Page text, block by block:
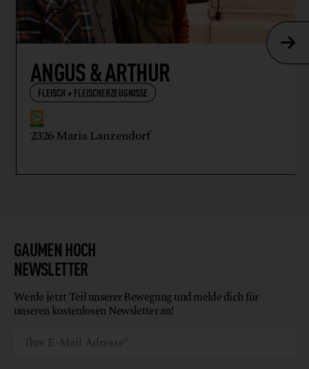
ANGUS & ARTHUR
FLEISCH + FLEISCHERZEUGNISSE
2326 Maria Lanzendorf
GAUMEN HOCH
NEWSLETTER
Werde jetzt Teil unserer Bewegung und melde dich für
unseren kostenlosen Newsletter an!